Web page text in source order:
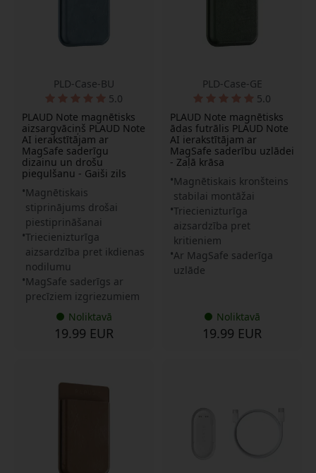
PLD-Case-BU
5.0
PLAUD Note magnētisks
aizsargvāciņš PLAUD Note
AI ierakstītājam ar
MagSafe saderīgu
dizainu un drošu
piegulšanu - Gaiši zils
Magnētiskais
stiprinājums drošai
piestiprināšanai
Triecienizturīga
aizsardzība pret ikdienas
nodilumu
MagSafe saderīgs ar
precīziem izgriezumiem
Noliktavā
19.99 EUR
PLD-Case-GE
5.0
PLAUD Note magnētisks
ādas futrālis PLAUD Note
AI ierakstītājam ar
MagSafe saderību uzlādei
- Zaļā krāsa
Magnētiskais kronšteins
stabilai montāžai
Triecienizturīga
aizsardzība pret
kritieniem
Ar MagSafe saderīga
uzlāde
Noliktavā
19.99 EUR